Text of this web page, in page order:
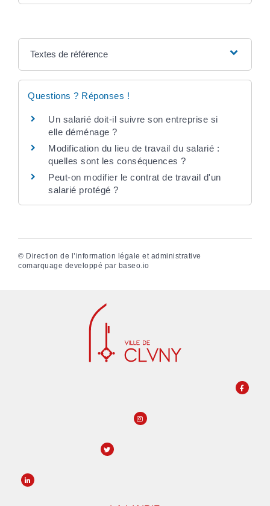
Textes de référence
Questions ? Réponses !
Un salarié doit-il suivre son entreprise si
elle déménage ?
Modification du lieu de travail du salarié :
quelles sont les conséquences ?
Peut-on modifier le contrat de travail d'un
salarié protégé ?
© Direction de l’information légale et administrative
comarquage developpé par baseo.io